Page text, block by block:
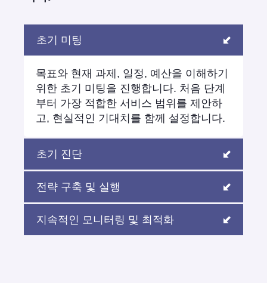
초기 미팅
목표와 현재 과제, 일정, 예산을 이해하기
위한 초기 미팅을 진행합니다. 처음 단계
부터 가장 적합한 서비스 범위를 제안하
고, 현실적인 기대치를 함께 설정합니다.
초기 진단
전략 구축 및 실행
지속적인 모니터링 및 최적화